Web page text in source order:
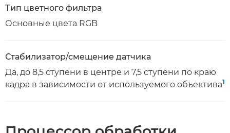
Тип цветного фильтра
Основные цвета RGB
Стабилизатор/смещение датчика
Да, до 8,5 ступени в центре и 7,5 ступени по краю
кадра в зависимости от используемого объектива1